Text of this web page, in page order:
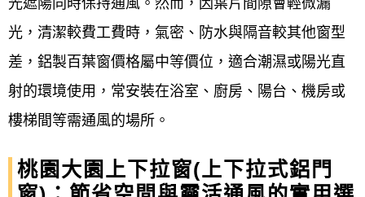
桃園大園鋁門窗服務流程細項
線上諮詢與初步評估：
透過電話、LINE 或線上表單與廠商聯繫，說
光遮陽同時保持通風。然而，因葉片間隙會輕微漏
光，清潔較費工費時，氣密、防水與隔音較其他窗型
差，鋁製百葉窗價格屬中等價位，適合潮濕或陽光直
射的環境使用，常安裝在浴室、廚房、陽台、機房或
樓梯間等需通風的場所。
桃園大園上下拉窗(上下拉式鋁門